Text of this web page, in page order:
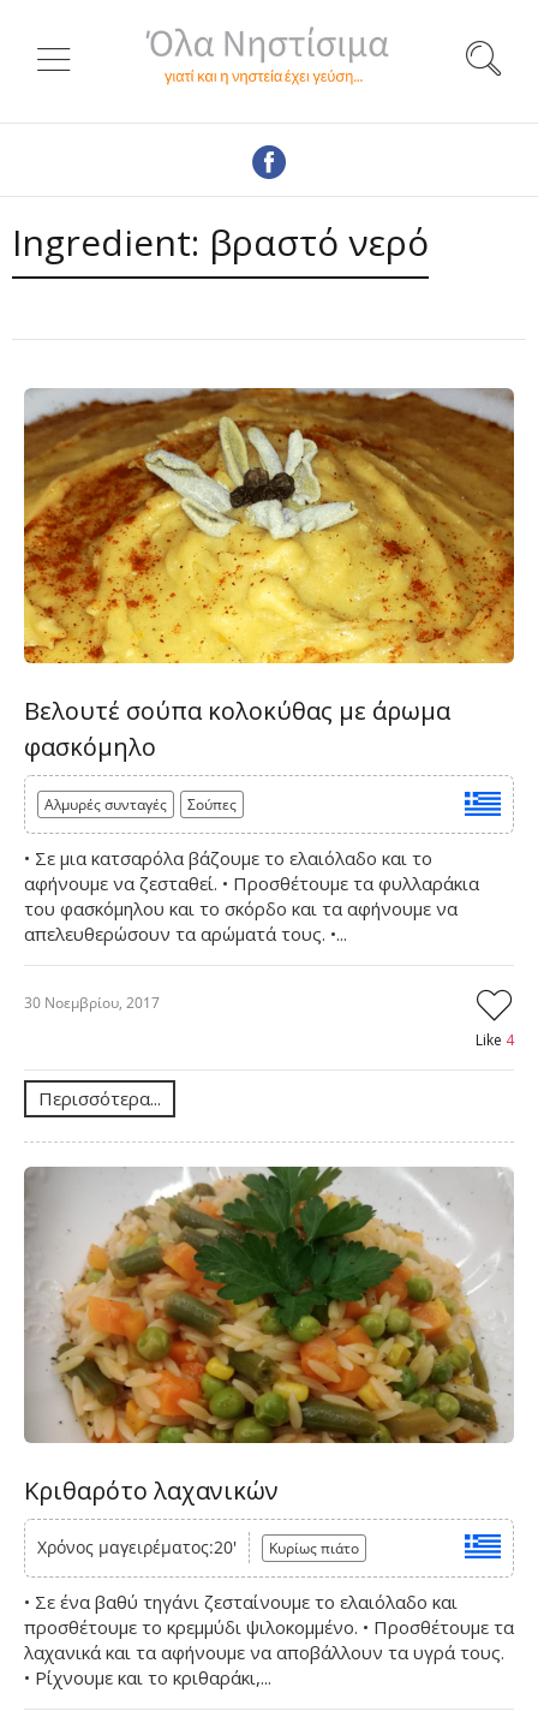
Ingredient: βραστό νερό
Βελουτέ σούπα κολοκύθας με άρωμα
φασκόμηλο
Αλμυρές συνταγές Σούπες
• Σε μια κατσαρόλα βάζουμε το ελαιόλαδο και το
αφήνουμε να ζεσταθεί. • Προσθέτουμε τα φυλλαράκια
του φασκόμηλου και το σκόρδο και τα αφήνουμε να
απελευθερώσουν τα αρώματά τους. •...
30 Νοεμβρίου, 2017
Like 4
Περισσότερα...
Κριθαρότο λαχανικών
Χρόνος μαγειρέματος:20' Κυρίως πιάτο
• Σε ένα βαθύ τηγάνι ζεσταίνουμε το ελαιόλαδο και
προσθέτουμε το κρεμμύδι ψιλοκομμένο. • Προσθέτουμε τα
λαχανικά και τα αφήνουμε να αποβάλλουν τα υγρά τους.
• Ρίχνουμε και το κριθαράκι,...